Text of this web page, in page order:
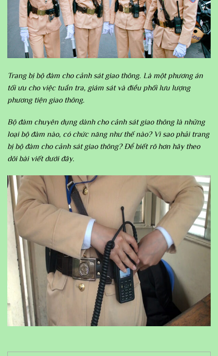
Trang bị bộ đàm cho cảnh sát giao thông. Là một phương án
tối ưu cho việc tuần tra, giám sát và điều phối lưu lượng
phương tiện giao thông.
Bộ đàm chuyên dụng dành cho cảnh sát giao thông là những
loại bộ đàm nào, có chức năng như thế nào? Vì sao phải trang
bị bộ đàm cho cảnh sát giao thông? Để biết rõ hơn hãy theo
dõi bài viết dưới đây.